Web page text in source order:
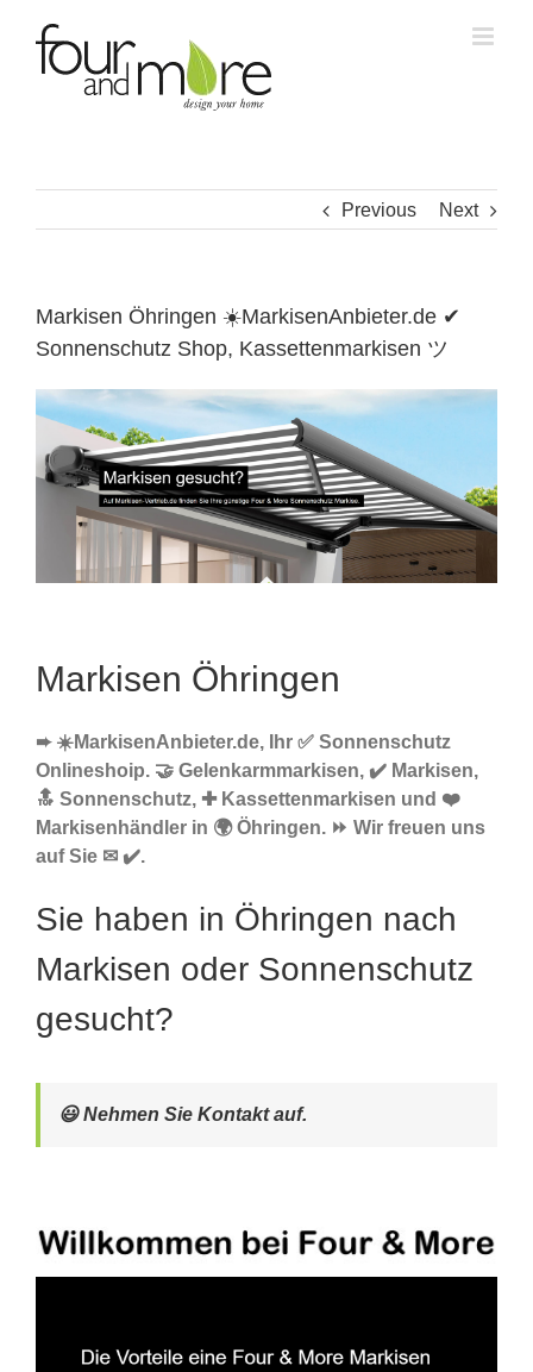
content
Previous Next
Markisen Öhringen ☀️MarkisenAnbieter.de ✔
Sonnenschutz Shop, Kassettenmarkisen ツ
Markisen Öhringen
➨ ☀️MarkisenAnbieter.de, Ihr ✅ Sonnenschutz
Onlineshoip. 🤝 Gelenkarmmarkisen, ✔️ Markisen,
🔝 Sonnenschutz, ✚ Kassettenmarkisen und ❤️
Markisenhändler in 🌍 Öhringen. ⏩ Wir freuen uns
auf Sie ✉ ✔️.
Sie haben in Öhringen nach
Markisen oder Sonnenschutz
gesucht?
😃 Nehmen Sie Kontakt auf.